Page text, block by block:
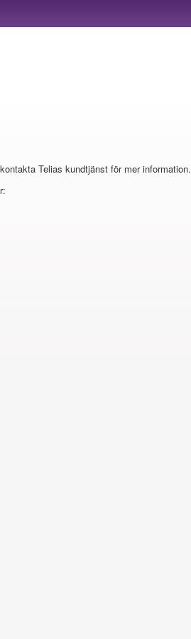
Telias kundtjänst för mer information.